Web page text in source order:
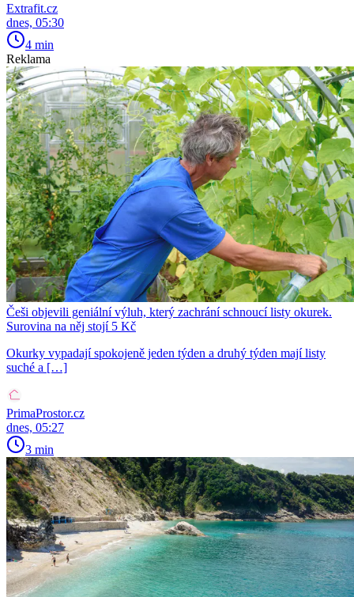
Extrafit.cz
dnes, 05:30
4 min
Reklama
Češi objevili geniální výluh, který zachrání schnoucí listy okurek.
Surovina na něj stojí 5 Kč
Okurky vypadají spokojeně jeden týden a druhý týden mají listy
suché a […]
PrimaProstor.cz
dnes, 05:27
3 min